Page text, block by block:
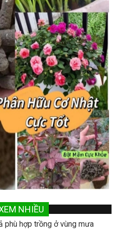
NHIỀU
phù hợp trồng ở vùng mưa